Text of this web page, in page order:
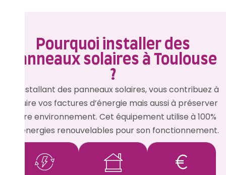
Pourquoi installer des
panneaux solaires à Toulouse
?
En installant des panneaux solaires, vous contribuez à
réduire vos factures d’énergie mais aussi à préserver
notre environnement. Cet équipement utilise à 100%
les énergies renouvelables pour son fonctionnement.